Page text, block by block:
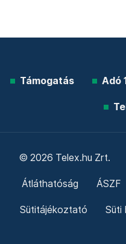
Támogatás Adó
© 2026 Telex.hu Zrt.
Átláthatóság ÁSZF
Sütitájékoztató Süti